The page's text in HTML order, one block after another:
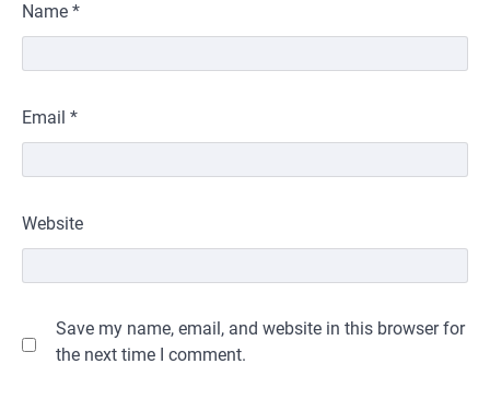
Name *
Email *
Website
Save my name, email, and website in this browser for
the next time I comment.